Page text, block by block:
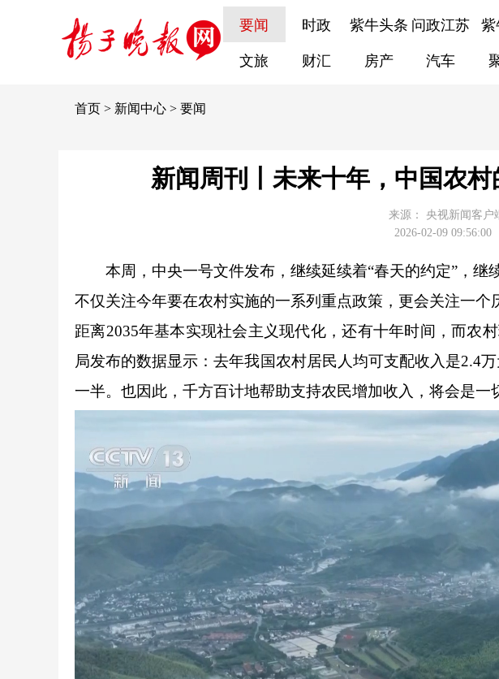
要闻 时政 紫牛头条 问政江苏 紫
文旅 财汇 房产 汽车
首页 > 新闻中心 > 要闻
新闻周刊丨未来十年，中国农
来源：
央视新闻客户
2026-02-09 09:56:00
本周，中央一号文件发布，继续延续着“春天的约定”，继
不仅关注今年要在农村实施的一系列重点政策，更会关注一个
距离2035年基本实现社会主义现代化，还有十年时间，而农
局发布的数据显示：去年我国农村居民人均可支配收入是2.4
一半。也因此，千方百计地帮助支持农民增加收入，将会是一